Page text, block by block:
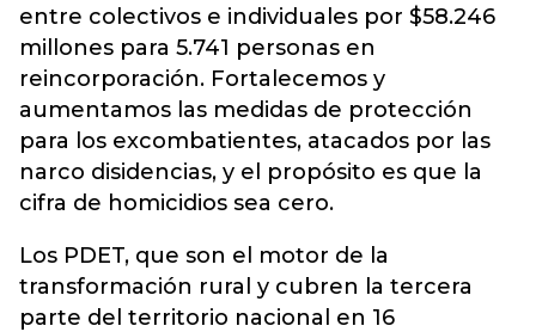
entre colectivos e individuales por $58.246
millones para 5.741 personas en
reincorporación. Fortalecemos y
aumentamos las medidas de protección
para los excombatientes, atacados por las
narco disidencias, y el propósito es que la
cifra de homicidios sea cero.
Los PDET, que son el motor de la
transformación rural y cubren la tercera
parte del territorio nacional en 16